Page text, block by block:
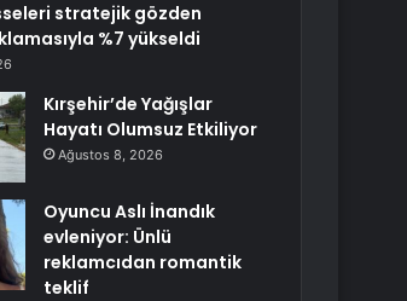
stratejik gözden
%7 yükseldi
Kırşehir’de Yağışlar
Hayatı Olumsuz Etkiliyor
Ağustos 8, 2026
Oyuncu Aslı İnandık
evleniyor: Ünlü
reklamcıdan romantik
teklif